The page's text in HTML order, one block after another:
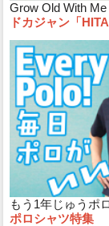
Grow Old With
ドカジャン「
もう1年じゅうポ
ポロシャツ特集